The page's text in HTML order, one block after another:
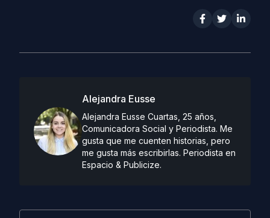
Alejandra Eusse
Alejandra Eusse Cuartas, 25 años,
Comunicadora Social y Periodista. Me
gusta que me cuenten historias, pero
me gusta más escribirlas. Periodista en
Espacio & Publicize.